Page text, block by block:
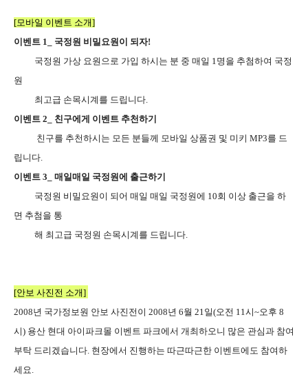
[모바일 이벤트 소개]
이벤트 1_ 국정원 비밀요원이 되자!
국정원 가상 요원으로 가입 하시는 분 중 매일 1명을 추첨하여 국정
원
최고급 손목시계를 드립니다.
이벤트 2_ 친구에게 이벤트 추천하기
친구를 추천하시는 모든 분들께 모바일 상품권 및 미키 MP3를 드
립니다.
이벤트 3_ 매일매일 국정원에 출근하기
국정원 비밀요원이 되어 매일 매일 국정원에 10회 이상 출근을 하
면 추첨을 통
해 최고급 국정원 손목시계를 드립니다.
[안보 사진전 소개]
2008년 국가정보원 안보 사진전이 2008년 6월 21일(오전 11시~오후 8
시) 용산 현대 아이파크몰 이벤트 파크에서 개최하오니 많은 관심과 참여
부탁 드리겠습니다. 현장에서 진행하는 따근따근한 이벤트에도 참여하
세요.